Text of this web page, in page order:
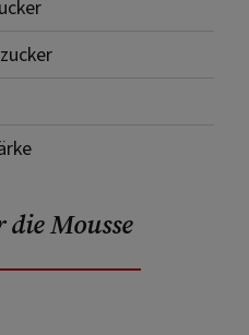
Mousse